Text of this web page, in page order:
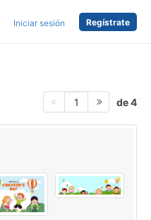
Iniciar sesión Regístrate
1 de 4